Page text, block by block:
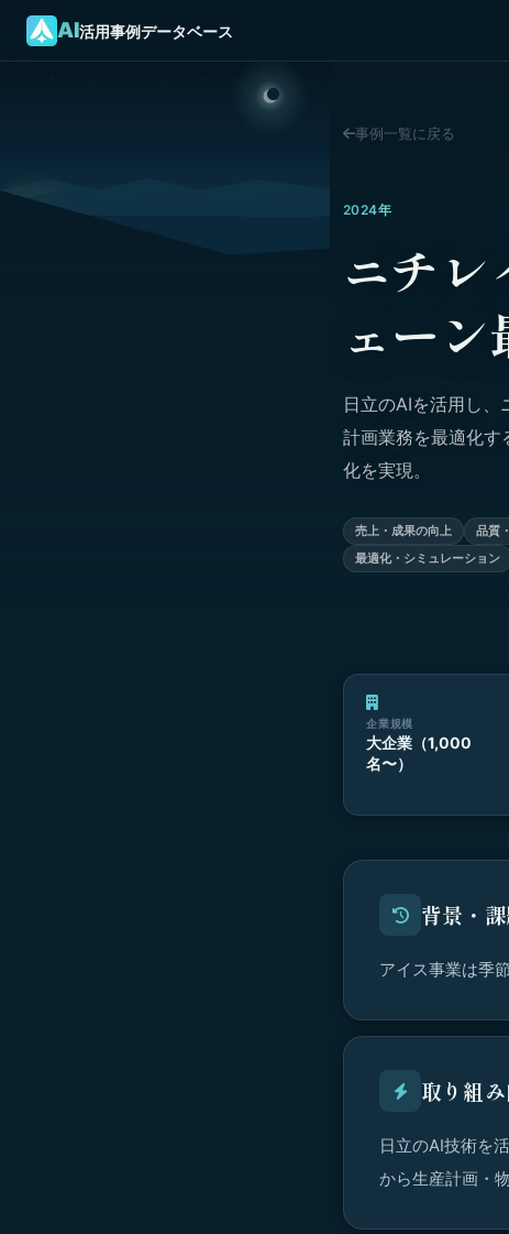
AI活用事例データベース
事例一覧に戻る
2024年
ニチ
ェーン
日立のAIを活用し、
計画業務を最適化す
化を実現。
売上・成果の向上 品質
最適化・シミュレーション
企業規模
大企業（1,000
名〜）
背景・
アイス事業は季
取り組
日立のAI技術を
から生産計画・